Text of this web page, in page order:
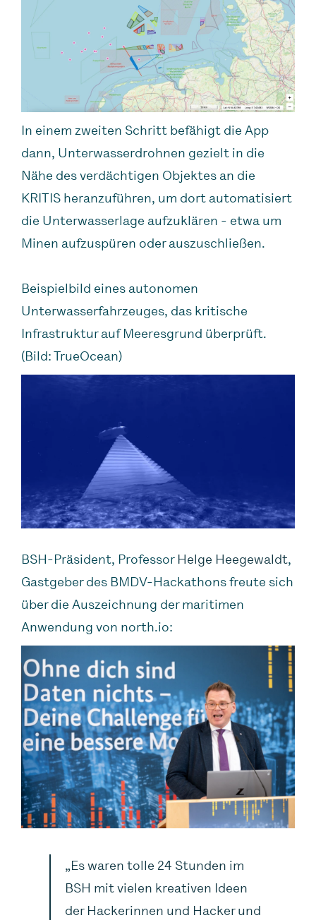
In einem zweiten Schritt befähigt die App
dann, Unterwasserdrohnen gezielt in die
Nähe des verdächtigen Objektes an die
KRITIS heranzuführen, um dort automatisiert
die Unterwasserlage aufzuklären - etwa um
Minen aufzuspüren oder auszuschließen.
Beispielbild eines autonomen
Unterwasserfahrzeuges, das kritische
Infrastruktur auf Meeresgrund überprüft.
(Bild: TrueOcean)
BSH-Präsident, Professor Helge Heegewaldt,
Gastgeber des BMDV-Hackathons freute sich
über die Auszeichnung der maritimen
Anwendung von north.io:
„Es waren tolle 24 Stunden im
BSH mit vielen kreativen Ideen
der Hackerinnen und Hacker und